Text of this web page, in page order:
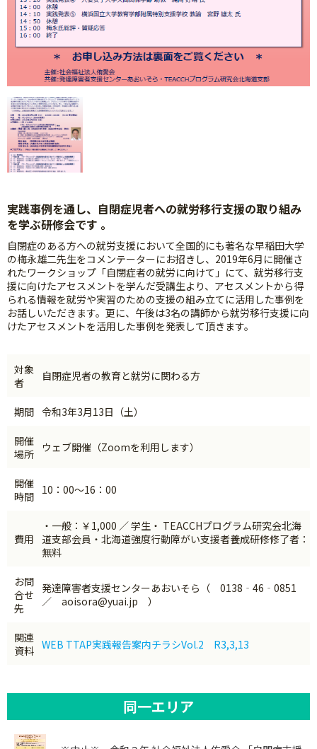
実践事例を通し、自閉症児者への就労移行支援の取り組み
を学ぶ研修会です 。
自閉症のある方への就労支援において全国的にも著名な早稲田大学
の梅永雄二先生をコメンテーターにお招きし、2019年6月に開催さ
れたワークショップ「自閉症者の就労に向けて」にて、就労移行支
援に向けたアセスメントを学んだ受講生より、アセスメントから得
られる情報を就労や実習のための支援の組み立てに活用した事例を
お話しいただきます。更に、午後は3名の講師から就労移行支援に向
けたアセスメントを活用した事例を発表して頂きます。
対象
者
自閉症児者の教育と就労に関わる方
期間 令和3年3月13日（土）
開催
場所
ウェブ開催（Zoomを利用します）
開催
時間 10：00～16：00
費用
・一般：￥1,000 ／ 学生・ TEACCHプログラム研究会北海
道支部会員・北海道強度行動障がい支援者養成研修修了者：
無料
お問
合せ
先
発達障害者支援センターあおいそら（ 0138‐46‐0851
／ aoisora@yuai.jp ）
関連
資料 WEB TTAP実践報告案内チラシVol.2 R3,3,13
同一エリア